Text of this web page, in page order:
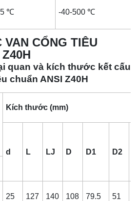
℃ -40-500 ℃
CỔNG TIÊU
quan và kích thước kết cấu
chuẩn ANSI Z40H
Kích thước (mm)
d L LJ D D1 D2
25 127 140 108 79.5 51